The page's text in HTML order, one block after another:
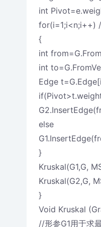
int
for(i=1;i<n;i++)
{
int
int
Edge
else
}
Kruskal(G1,G,
Kruskal(G2,G,
}
Void Kruskal
//形参G1用于求